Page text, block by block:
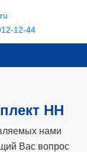
12-44
НН
нами
Вас вопрос